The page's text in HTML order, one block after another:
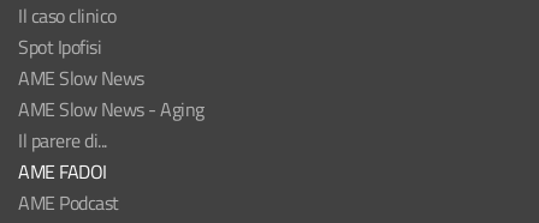
Il caso clinico
Spot Ipofisi
AME Slow News
AME Slow News - Aging
Il parere di...
AME FADOI
AME Podcast